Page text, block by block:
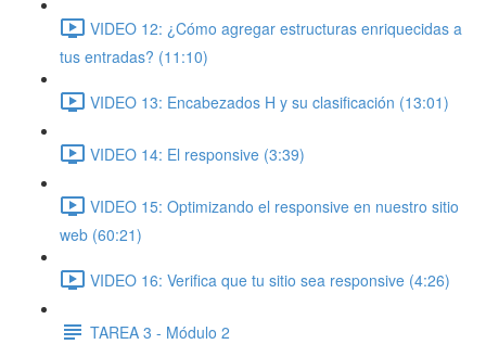
VIDEO 12: ¿Cómo agregar estructuras enriquecidas a
tus entradas? (11:10)
VIDEO 13: Encabezados H y su clasificación (13:01)
VIDEO 14: El responsive (3:39)
VIDEO 15: Optimizando el responsive en nuestro sitio
web (60:21)
VIDEO 16: Verifica que tu sitio sea responsive (4:26)
TAREA 3 - Módulo 2